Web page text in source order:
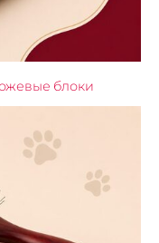
блоки